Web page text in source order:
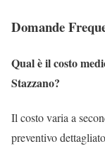
Domande
Qual è il costo
Stazzano?
Il costo varia a
preventivo